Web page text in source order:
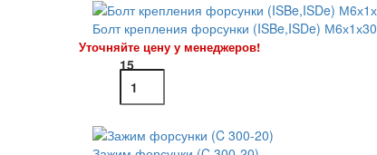
Болт крепления форсунки (ISBe,ISDe) М6х1х30
Уточняйте цену у менеджеров!
15